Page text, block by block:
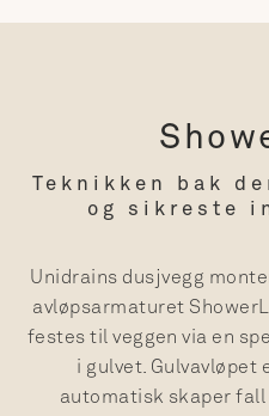
Teknikken bak
og sikreste
Unidrains dusjvegg
avløpsarmaturet
festes til veggen via en
i gulvet. Gulvavløpet
automatisk skaper fall